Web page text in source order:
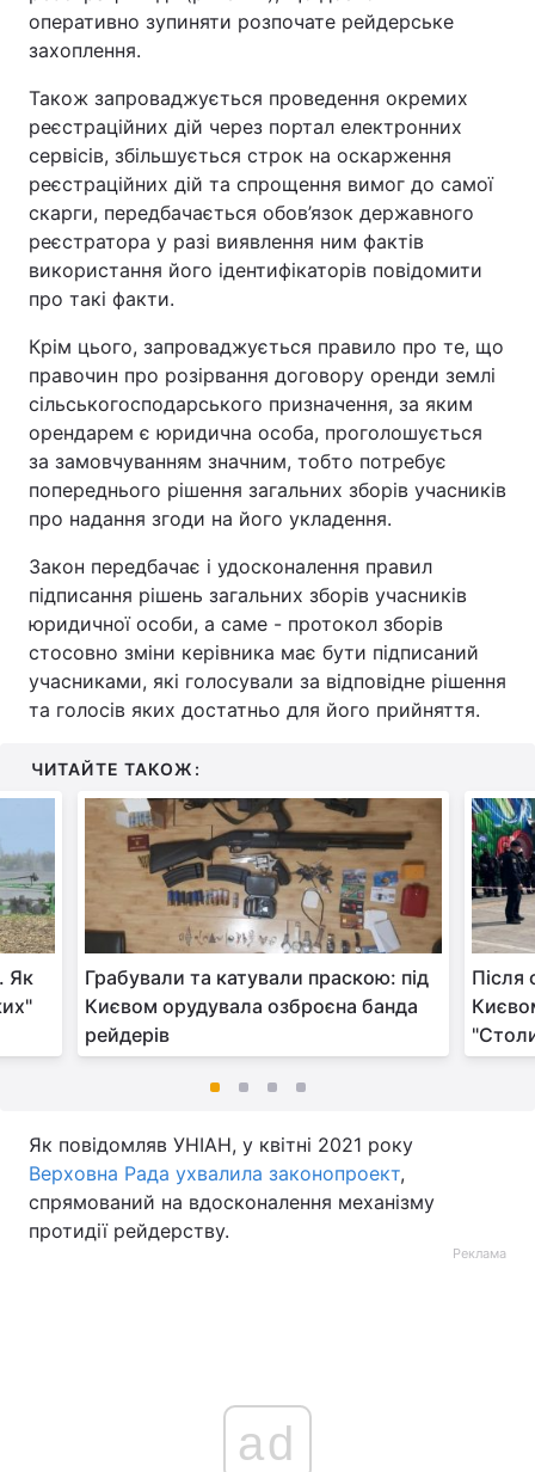
оперативно зупиняти розпочате рейдерське
захоплення.
Також запроваджується проведення окремих
реєстраційних дій через портал електронних
сервісів, збільшується строк на оскарження
реєстраційних дій та спрощення вимог до самої
скарги, передбачається обов’язок державного
реєстратора у разі виявлення ним фактів
використання його ідентифікаторів повідомити
про такі факти.
Крім цього, запроваджується правило про те, що
правочин про розірвання договору оренди землі
сільськогосподарського призначення, за яким
орендарем є юридична особа, проголошується
за замовчуванням значним, тобто потребує
попереднього рішення загальних зборів учасників
про надання згоди на його укладення.
Закон передбачає і удосконалення правил
підписання рішень загальних зборів учасників
юридичної особи, а саме - протокол зборів
стосовно зміни керівника має бути підписаний
учасниками, які голосували за відповідне рішення
та голосів яких достатньо для його прийняття.
ЧИТАЙТЕ ТАКОЖ:
Як
Грабували та катували праскою: під
Києвом орудувала озброєна банда
рейдерів
Після
Як повідомляв УНІАН, у квітні 2021 року
Верховна Рада ухвалила законопроект,
спрямований на вдосконалення механізму
протидії рейдерству.
Реклама
ad